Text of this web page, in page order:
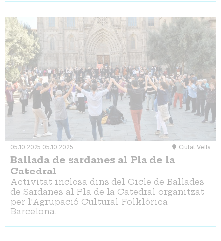
05.10.2025 05.10.2025 Ciutat Vella
Ballada de sardanes al Pla de la
Catedral
Activitat inclosa dins del Cicle de Ballades
de Sardanes al Pla de la Catedral organitzat
per l'Agrupació Cultural Folklòrica
Barcelona.